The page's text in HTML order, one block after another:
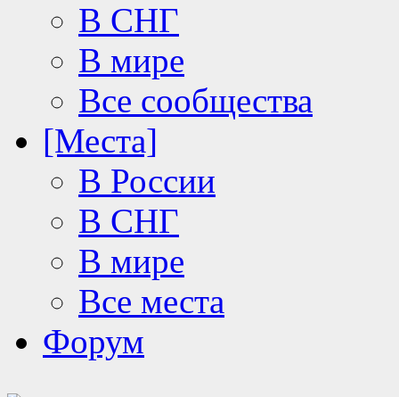
В СНГ
В мире
Все сообщества
[Места]
В России
В СНГ
В мире
Все места
Форум